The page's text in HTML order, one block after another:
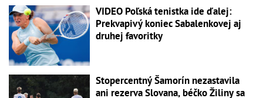
VIDEO Poľská tenistka ide ďalej:
Prekvapivý koniec Sabalenkovej aj
druhej favoritky
Stopercentný Šamorín nezastavila
ani rezerva Slovana, béčko Žiliny sa